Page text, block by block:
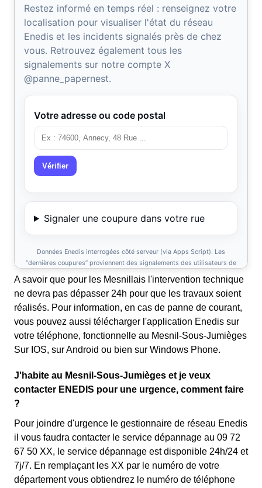
A savoir que pour les Mesnillais l'intervention technique
ne devra pas dépasser 24h pour que les travaux soient
réalisés. Pour information, en cas de panne de courant,
vous pouvez aussi télécharger l'application Enedis sur
votre téléphone, fonctionnelle au Mesnil-Sous-Jumièges
Sur IOS, sur Android ou bien sur Windows Phone.
J'habite au Mesnil-Sous-Jumièges et je veux
contacter ENEDIS pour une urgence, comment faire
?
Pour joindre d'urgence le gestionnaire de réseau Enedis
il vous faudra contacter le service dépannage au 09 72
67 50 XX, le service dépannage est disponible 24h/24 et
7j/7. En remplaçant les XX par le numéro de votre
département vous obtiendrez le numéro de téléphone